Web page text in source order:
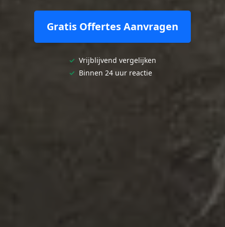
Gratis Offertes Aanvragen
✓ Vrijblijvend vergelijken
✓ Binnen 24 uur reactie